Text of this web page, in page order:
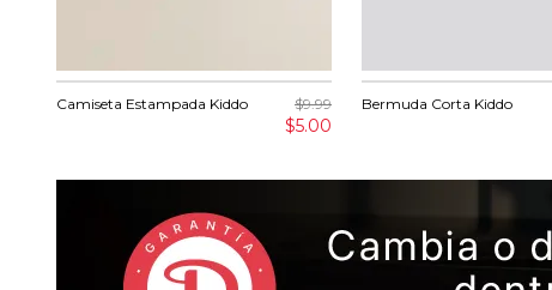
Camiseta Estampada Kiddo $9.99
$5.00
Bermuda Corta Kiddo